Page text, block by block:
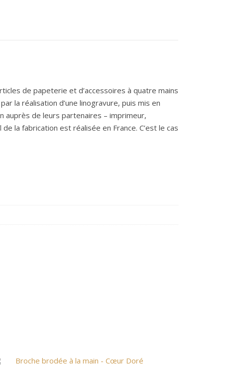
de papeterie et d’accessoires à quatre mains
la réalisation d’une linogravure, puis mis en
auprès de leurs partenaires – imprimeur,
la fabrication est réalisée en France. C’est le cas